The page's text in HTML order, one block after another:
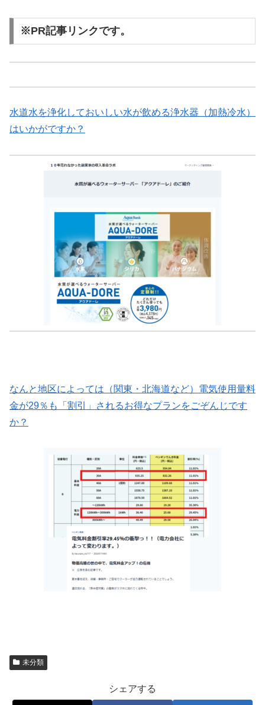
※PR記事リンクです。
水道水を浄化しておいしい水が飲める浄水器（加熱冷水）
はいかがですか？
なんと地区によっては（関東・北海道など）電気使用量料
金が29％も「割引」されるお得なプランをごぞんじです
か？
未分類
シェアする